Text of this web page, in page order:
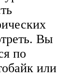
Вы
по
или